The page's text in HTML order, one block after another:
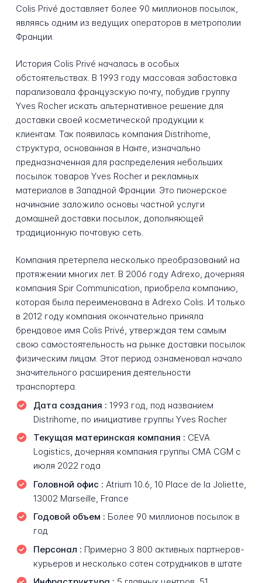
Colis Privé доставляет более 90 миллионов посылок,
являясь одним из ведущих операторов в метрополии
Франции.
История Colis Privé началась в особых
обстоятельствах. В 1993 году массовая забастовка
парализовала французскую почту, побудив группу
Yves Rocher искать альтернативное решение для
доставки своей косметической продукции к
клиентам. Так появилась компания Distrihome,
структура, основанная в Нанте, изначально
предназначенная для распределения небольших
посылок товаров Yves Rocher и рекламных
материалов в Западной Франции. Это пионерское
начинание заложило основы частной услуги
домашней доставки посылок, дополняющей
традиционную почтовую сеть.
Компания претерпела несколько преобразований на
протяжении многих лет. В 2006 году Adrexo, дочерняя
компания Spir Communication, приобрела компанию,
которая была переименована в Adrexo Colis. И только
в 2012 году компания окончательно приняла
брендовое имя Colis Privé, утверждая тем самым
свою самостоятельность на рынке доставки посылок
физическим лицам. Этот период ознаменовал начало
значительного расширения деятельности
транспортера.
Дата создания : 1993 год, под названием
Distrihome, по инициативе группы Yves Rocher
Текущая материнская компания : CEVA
Logistics, дочерняя компания группы CMA CGM с
июля 2022 года
Головной офис : Atrium 10.6, 10 Place de la Joliette,
13002 Marseille, France
Годовой объем : Более 90 миллионов посылок в
год
Персонал : Примерно 3 800 активных партнеров-
курьеров и несколько сотен сотрудников в штате